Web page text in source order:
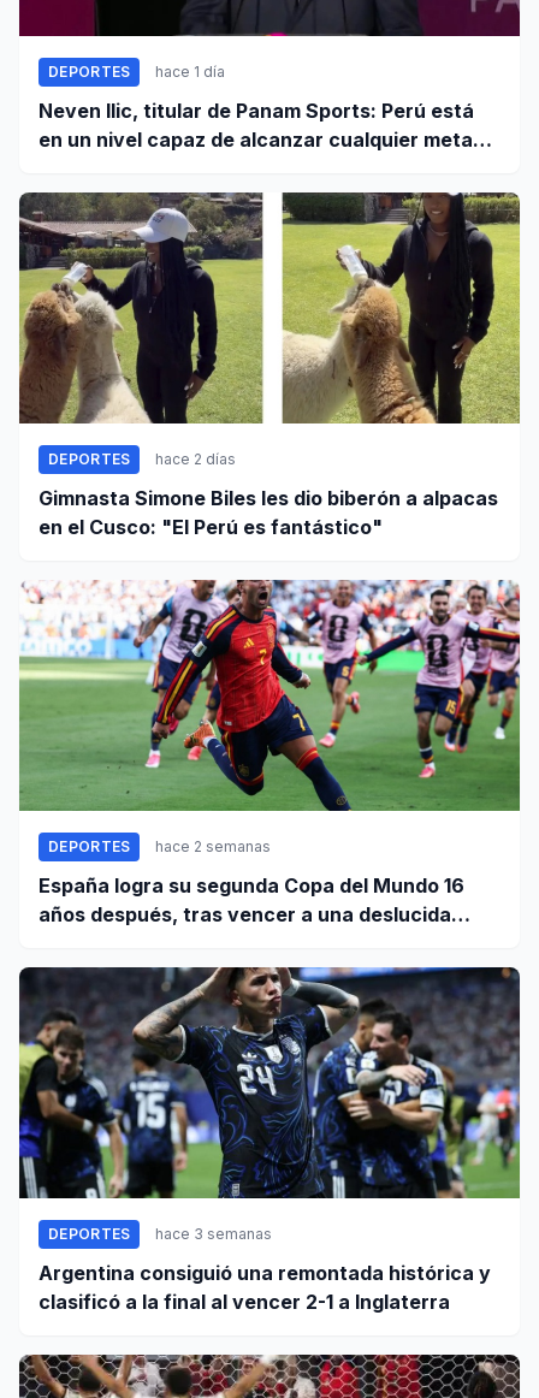
DEPORTES hace 1 día
Neven Ilic, titular de Panam Sports: Perú está
en un nivel capaz de alcanzar cualquier meta
DEPORTES hace 2 días
Gimnasta Simone Biles les dio biberón a alpacas
en el Cusco: "El Perú es fantástico"
DEPORTES hace 2 semanas
España logra su segunda Copa del Mundo 16
años después, tras vencer a una deslucida
DEPORTES hace 3 semanas
Argentina consiguió una remontada histórica y
clasificó a la final al vencer 2-1 a Inglaterra